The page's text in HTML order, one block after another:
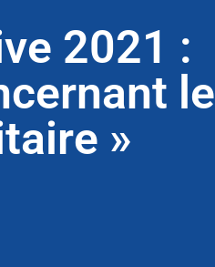
2021 :
le
»